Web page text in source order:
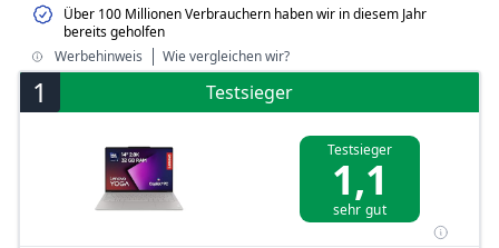
Über 100 Millionen Verbrauchern haben wir in diesem Jahr
bereits geholfen
Werbehinweis
Wie vergleichen wir?
1 Testsieger
Testsieger
1,1
sehr gut